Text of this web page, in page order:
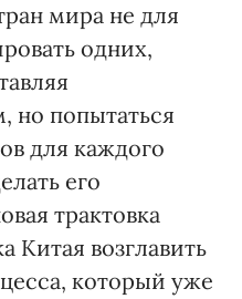
мира не для
одних,
но попытаться
для каждого
его
трактовка
Китая возглавить
который уже